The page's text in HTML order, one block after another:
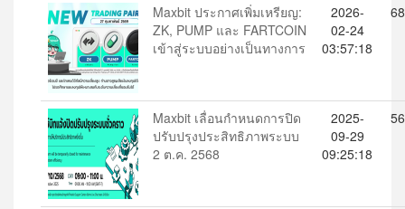
Maxbit ประกาศเพิ่มเหรียญ:
ZK, PUMP และ FARTCOIN
เข้าสู่ระบบอย่างเป็นทางการ
2026-
02-24
03:57:18
Maxbit เลื่อนกำหนดการปิด
ปรับปรุงประสิทธิภาพระบบ
2 ต.ค. 2568
2025-
09-29
09:25:18